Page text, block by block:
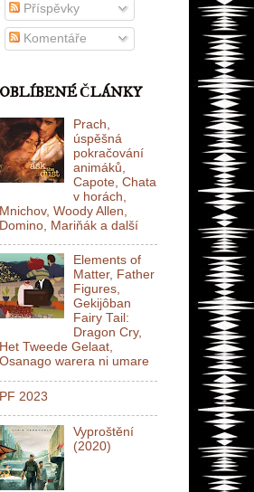
Příspěvky
Komentáře
OBLÍBENÉ ČLÁNKY
Prach,
úspěšná
pokračování
animáků,
Capote, Chata
v horách,
Mnichov, Woody Allen,
Domino, Mariňák a další
Elements of
Matter, Father
Figures,
Gekijôban
Fairy Tail:
Dragon Cry,
Het Tweede Gelaat,
Osanago warera ni umare
PF 2023
Vyproštění
(2020)